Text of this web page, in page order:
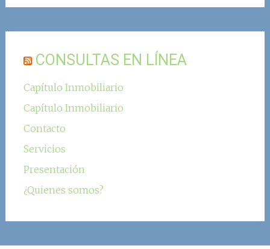
CONSULTAS EN LÍNEA
Capítulo Inmobiliario
Capítulo Inmobiliario
Contacto
Servicios
Presentación
¿Quienes somos?